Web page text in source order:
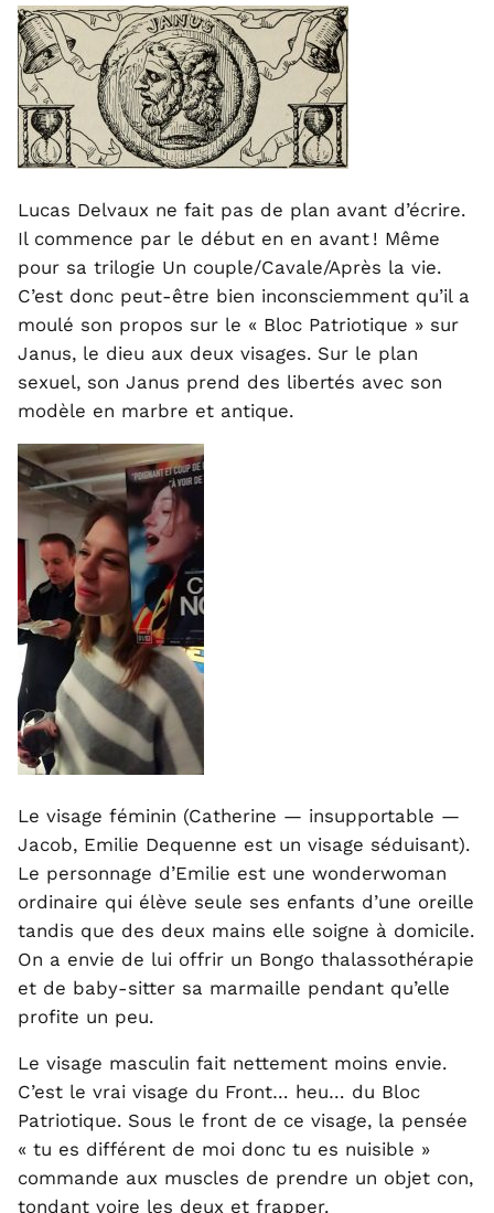
Lucas Delvaux ne fait pas de plan avant d’écrire.
Il commence par le début en en avant ! Même
pour sa trilogie Un couple/Cavale/Après la vie.
C’est donc peut-être bien inconsciemment qu’il a
moulé son propos sur le « Bloc Patriotique » sur
Janus, le dieu aux deux visages. Sur le plan
sexuel, son Janus prend des libertés avec son
modèle en marbre et antique.
Le visage féminin (Catherine — insupportable —
Jacob, Emilie Dequenne est un visage séduisant).
Le personnage d’Emilie est une wonderwoman
ordinaire qui élève seule ses enfants d’une oreille
tandis que des deux mains elle soigne à domicile.
On a envie de lui offrir un Bongo thalassothérapie
et de baby-sitter sa marmaille pendant qu’elle
profite un peu.
Le visage masculin fait nettement moins envie.
C’est le vrai visage du Front… heu… du Bloc
Patriotique. Sous le front de ce visage, la pensée
« tu es différent de moi donc tu es nuisible »
commande aux muscles de prendre un objet con,
tondant voire les deux et frapper.